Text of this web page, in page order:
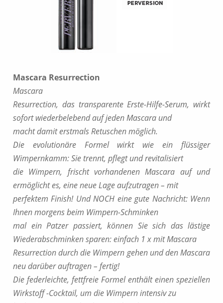
Mascara Resurrection
Mascara
Resurrection, das transparente Erste-Hilfe-Serum, wirkt
sofort wiederbelebend auf jeden Mascara und
macht damit erstmals Retuschen möglich.
Die evolutionäre Formel wirkt wie ein flüssiger
Wimpernkamm: Sie trennt, pflegt und revitalisiert
die Wimpern, frischt vorhandenen Mascara auf und
ermöglicht es, eine neue Lage aufzutragen – mit
perfektem Finish! Und NOCH eine gute Nachricht: Wenn
Ihnen morgens beim Wimpern-Schminken
mal ein Patzer passiert, können Sie sich das lästige
Wiederabschminken sparen: einfach 1 x mit Mascara
Resurrection durch die Wimpern gehen und den Mascara
neu darüber auftragen – fertig!
Die federleichte, fettfreie Formel enthält einen speziellen
Wirkstoff -Cocktail, um die Wimpern intensiv zu